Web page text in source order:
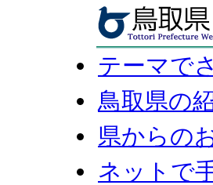
テーマで
鳥取県の
県からの
ネットで